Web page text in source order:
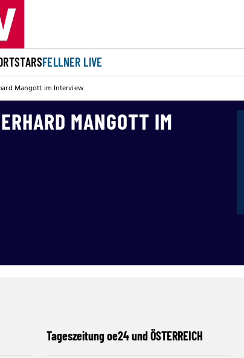
STARSFELLNER LIVE
Mangott im Interview
MANGOTT IM
Tageszeitung oe24 und ÖSTERREICH